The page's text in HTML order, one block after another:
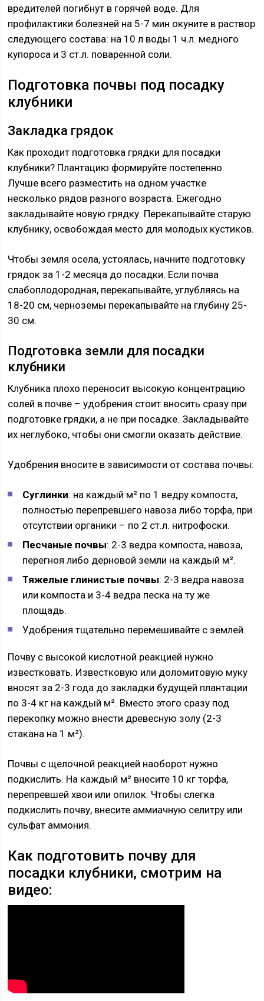
вредителей погибнут в горячей воде. Для
профилактики болезней на 5-7 мин окуните в раствор
следующего состава: на 10 л воды 1 ч.л. медного
купороса и 3 ст.л. поваренной соли.
Подготовка почвы под посадку
клубники
Закладка грядок
Как проходит подготовка грядки для посадки
клубники? Плантацию формируйте постепенно.
Лучше всего разместить на одном участке
несколько рядов разного возраста. Ежегодно
закладывайте новую грядку. Перекапывайте старую
клубнику, освобождая место для молодых кустиков.
Чтобы земля осела, устоялась, начните подготовку
грядок за 1-2 месяца до посадки. Если почва
слабоплодородная, перекапывайте, углубляясь на
18-20 см, черноземы перекапывайте на глубину 25-
30 см.
Подготовка земли для посадки
клубники
Клубника плохо переносит высокую концентрацию
солей в почве – удобрения стоит вносить сразу при
подготовке грядки, а не при посадке. Закладывайте
их неглубоко, чтобы они смогли оказать действие.
Удобрения вносите в зависимости от состава почвы:
Суглинки: на каждый м² по 1 ведру компоста,
полностью перепревшего навоза либо торфа, при
отсутствии органики – по 2 ст.л. нитрофоски.
Песчаные почвы: 2-3 ведра компоста, навоза,
перегноя либо дерновой земли на каждый м².
Тяжелые глинистые почвы: 2-3 ведра навоза
или компоста и 3-4 ведра песка на ту же
площадь.
Удобрения тщательно перемешивайте с землей.
Почву с высокой кислотной реакцией нужно
известковать. Известковую или доломитовую муку
вносят за 2-3 года до закладки будущей плантации
по 3-4 кг на каждый м². Вместо этого сразу под
перекопку можно внести древесную золу (2-3
стакана на 1 м²).
Почвы с щелочной реакцией наоборот нужно
подкислить. На каждый м² внесите 10 кг торфа,
перепревшей хвои или опилок. Чтобы слегка
подкислить почву, внесите аммиачную селитру или
сульфат аммония.
Как подготовить почву для
посадки клубники, смотрим на
видео: